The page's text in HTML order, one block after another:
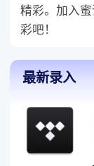
精彩。加入
彩吧！
最新录入